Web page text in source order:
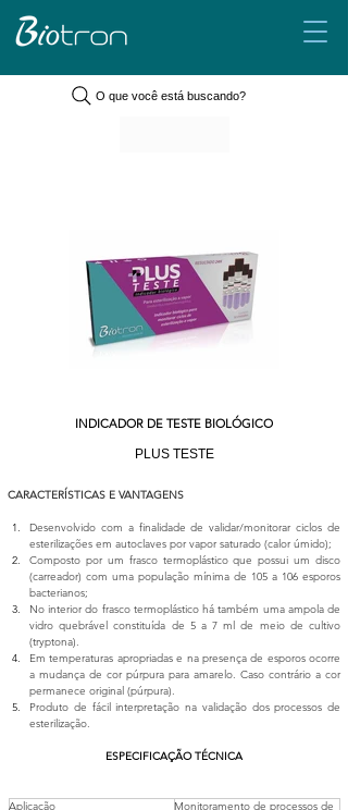
O que você está buscando?
INDICADOR DE TESTE BIOLÓGICO
PLUS TESTE
CARACTERÍSTICAS E VANTAGENS
Desenvolvido com a finalidade de validar/monitorar ciclos de
esterilizações em autoclaves por vapor saturado (calor úmido);
Composto por um frasco termoplástico que possui um disco
(carreador) com uma população mínima de 105 a 106 esporos
bacterianos;
No interior do frasco termoplástico há também uma ampola de
vidro quebrável constituída de 5 a 7 ml de meio de cultivo
(tryptona).
Em temperaturas apropriadas e na presença de esporos ocorre
a mudança de cor púrpura para amarelo. Caso contrário a cor
permanece original (púrpura).
Produto de fácil interpretação na validação dos processos de
esterilização.
ESPECIFICAÇÃO TÉCNICA
Aplicação
Monitoramento de processos de